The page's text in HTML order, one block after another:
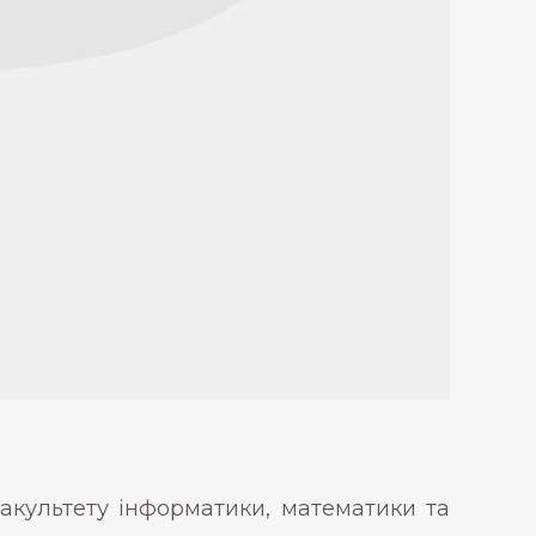
інформатики, математики та